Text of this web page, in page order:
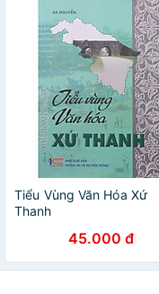
Tiểu Vùng Văn Hóa Xứ
Thanh
45.000 đ